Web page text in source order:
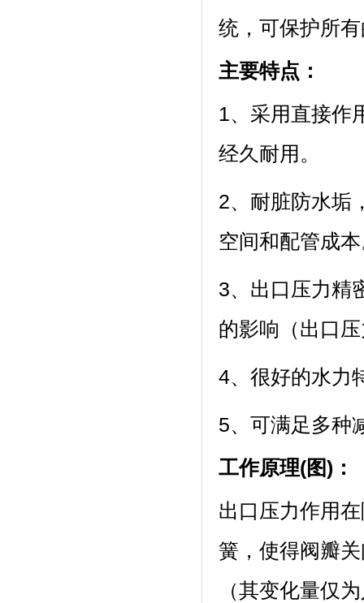
统，可保护所
主要特点：
1、采用直接作
经久耐用。
2、耐脏防水垢
空间和配管成
3、出口压力精
的影响（出口
4、很好的水力
5、可满足多种
工作原理(图)：
出口压力作用
簧，使得阀瓣
（其变化量仅